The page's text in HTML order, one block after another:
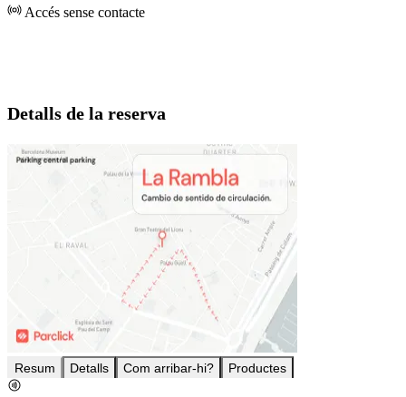
Accés sense contacte
Detalls de la reserva
Resum Detalls Com arribar-hi? Productes